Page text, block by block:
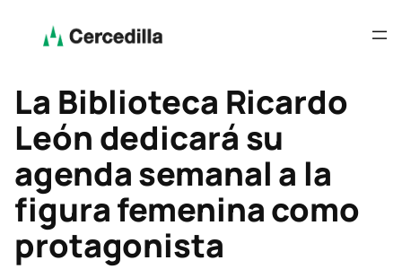
La Biblioteca Ricardo
León dedicará su
agenda semanal a la
figura femenina como
protagonista